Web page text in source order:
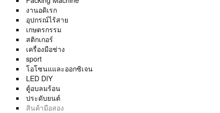
งานอดิเรก
อุปกรณ์ไร้สาย
เกษตรกรรม
สติกเกอร์
เครื่องมือช่าง
sport
โอโซนแและออกซิเจน
LED DIY
ตู้อบลมร้อน
ประดับยนต์
สินค้ามือสอง